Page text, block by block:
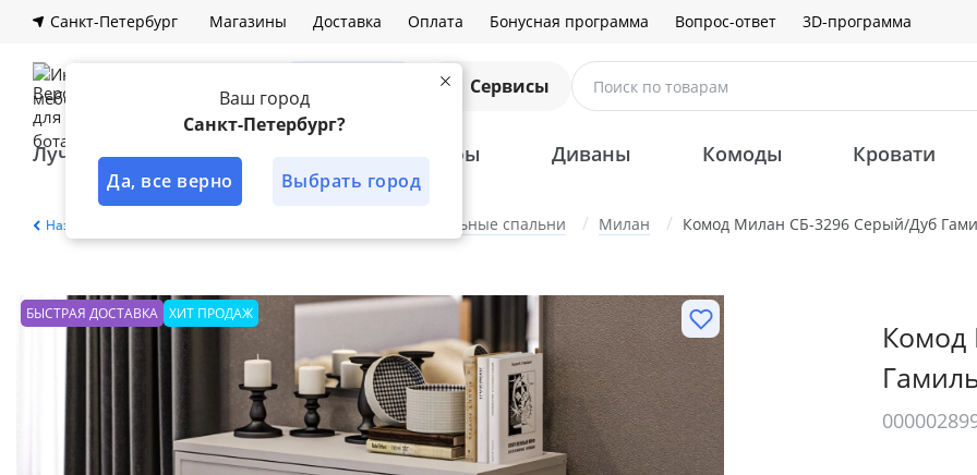
Ваш город
Санкт-Петербург?
Да, все верно Выбрать город
Санкт-Петербург Магазины Доставка Оплата Бонусная программа Вопрос-ответ 3D-программа
Сервисы Поиск по товарам
Лучшее решение Шкафы Диваны Комоды Кровати
Назад Модульные cпальни Милан Комод Милан СБ-3296 Серый/Дуб
БЫСТРАЯ ДОСТАВКА ХИТ ПРОДАЖ
Комод